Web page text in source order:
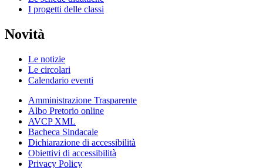
I progetti delle classi
Novità
Le notizie
Le circolari
Calendario eventi
Amministrazione Trasparente
Albo Pretorio online
AVCP XML
Bacheca Sindacale
Dichiarazione di accessibilità
Obiettivi di accessibilità
Privacy Policy